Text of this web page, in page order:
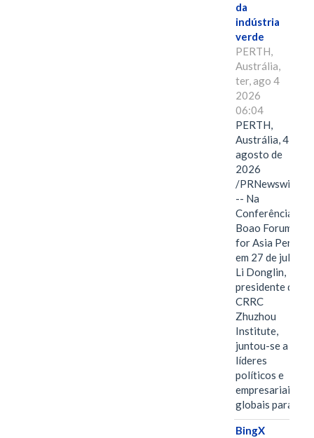
da
indústria
verde
PERTH,
Austrália,
ter, ago 4
2026
06:04
PERTH,
Austrália, 4 de
agosto de
2026
/PRNewswire/
-- Na
Conferência
Boao Forum
for Asia Perth,
em 27 de julho,
Li Donglin,
presidente do
CRRC
Zhuzhou
Institute,
juntou-se a
líderes
políticos e
empresariais
globais para…
BingX